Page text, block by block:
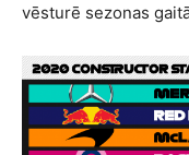
vēsturē sezonas